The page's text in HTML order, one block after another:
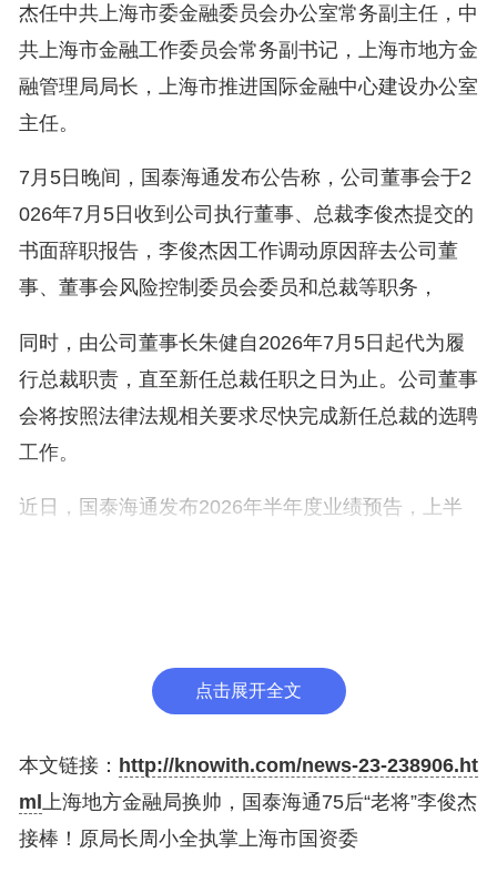
杰任中共上海市委金融委员会办公室常务副主任，中
共上海市金融工作委员会常务副书记，上海市地方金
融管理局局长，上海市推进国际金融中心建设办公室
主任。
7月5日晚间，国泰海通发布公告称，公司董事会于2
026年7月5日收到公司执行董事、总裁李俊杰提交的
书面辞职报告，李俊杰因工作调动原因辞去公司董
事、董事会风险控制委员会委员和总裁等职务，
同时，由公司董事长朱健自2026年7月5日起代为履
行总裁职责，直至新任总裁任职之日为止。公司董事
会将按照法律法规相关要求尽快完成新任总裁的选聘
工作。
近日，国泰海通发布2026年半年度业绩预告，上半
75后李俊杰履新，掌舵上海市地方金融管理局
时代周报记者注意到，7月6日上午，上海市委金融
点击展开全文
本文链接： http://knowith.com/news-23-238906.ht
ml 上海地方金融局换帅，国泰海通75后“老将”李俊杰
接棒！原局长周小全执掌上海市国资委